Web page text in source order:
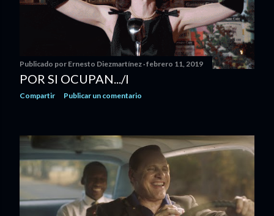
Publicado por Ernesto Diezmartínez febrero 11, 2019
POR SI OCUPAN.../I
Compartir Publicar un comentario